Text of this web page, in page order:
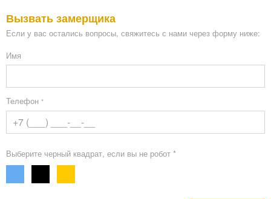
Вызвать замерщика
Если у вас остались вопросы, свяжитесь с нами через форму ниже:
Имя
Телефон *
Выберите черный квадрат, если вы не робот *